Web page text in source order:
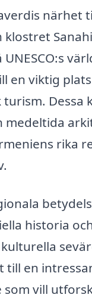
närhet
klostret
en viktig
Dessa
medeltida
rika
historia
till en
som vill